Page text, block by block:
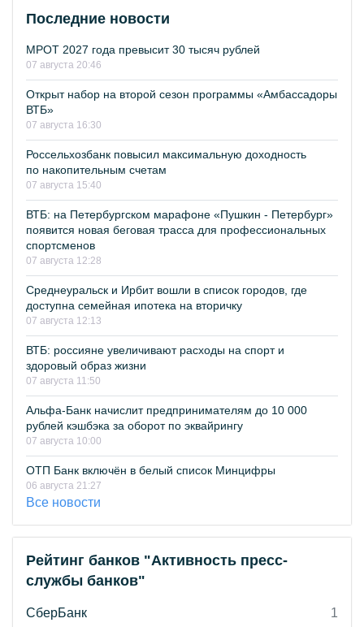
Последние новости
МРОТ 2027 года превысит 30 тысяч рублей
07 августа 20:46
Открыт набор на второй сезон программы «Амбассадоры
ВТБ»
07 августа 16:30
Россельхозбанк повысил максимальную доходность
по накопительным счетам
07 августа 15:40
ВТБ: на Петербургском марафоне «Пушкин - Петербург»
появится новая беговая трасса для профессиональных
спортсменов
07 августа 12:28
Среднеуральск и Ирбит вошли в список городов, где
доступна семейная ипотека на вторичку
07 августа 12:13
ВТБ: россияне увеличивают расходы на спорт и
здоровый образ жизни
07 августа 11:50
Альфа-Банк начислит предпринимателям до 10 000
рублей кэшбэка за оборот по эквайрингу
07 августа 10:00
ОТП Банк включён в белый список Минцифры
06 августа 21:27
Все новости
Рейтинг банков "Активность пресс-
службы банков"
СберБанк
1